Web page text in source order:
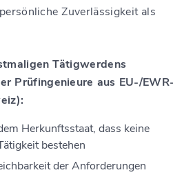
Zuverlässigkeit als
Tätigwerdens
Prüfingenieure aus EU-/
Herkunftsstaat, dass keine
bestehen
der Anforderungen